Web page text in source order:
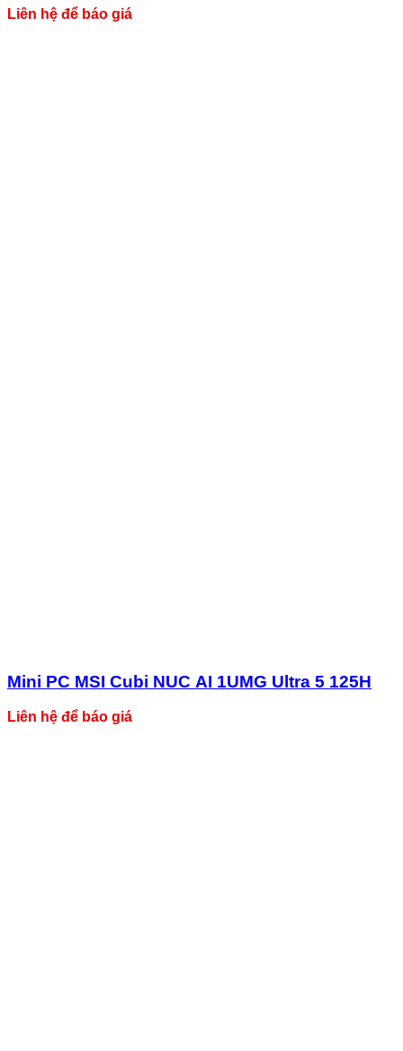
Liên hệ để báo giá
Mini PC MSI Cubi NUC AI 1UMG Ultra 5 125H
Liên hệ để báo giá